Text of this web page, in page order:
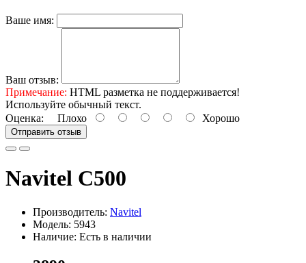
Ваше имя:
Ваш отзыв:
Примечание: HTML разметка не поддерживается!
Используйте обычный текст.
Оценка: Плохо Хорошо
Отправить отзыв
Navitel C500
Производитель: Navitel
Модель: 5943
Наличие: Есть в наличии